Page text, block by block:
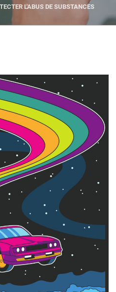
L'ABUS DE SUBSTANCES